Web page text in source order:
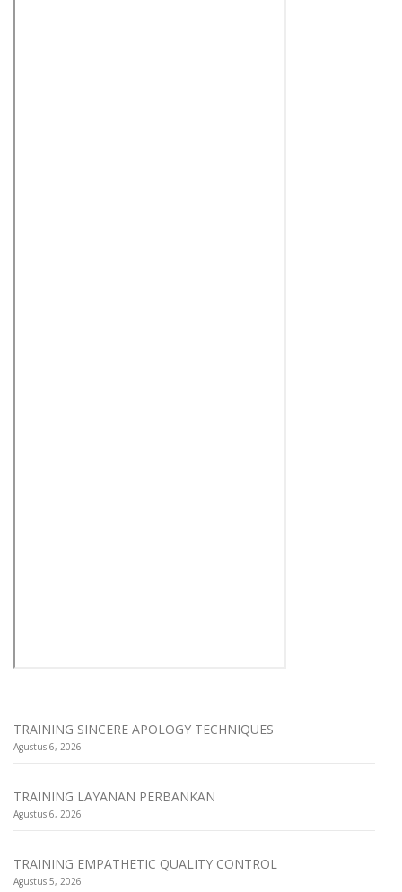
TRAINING SINCERE APOLOGY TECHNIQUES
Agustus 6, 2026
TRAINING LAYANAN PERBANKAN
Agustus 6, 2026
TRAINING EMPATHETIC QUALITY CONTROL
Agustus 5, 2026